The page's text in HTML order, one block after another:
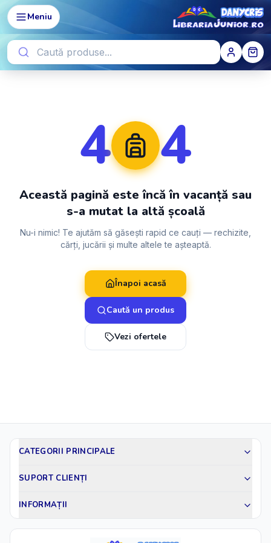
Meniu
4 4
Această pagină este încă în vacanță sau
s-a mutat la altă școală
Nu-i nimic! Te ajutăm să găsești rapid ce cauți — rechizite,
cărți, jucării și multe altele te așteaptă.
Înapoi acasă
Caută un produs
Vezi ofertele
CATEGORII PRINCIPALE
SUPORT CLIENȚI
INFORMAȚII